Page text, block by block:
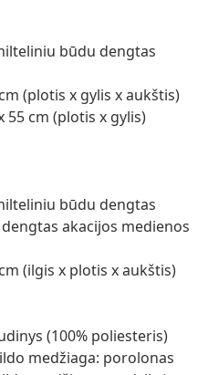
būdu dengtas
(plotis x gylis x aukštis)
55 cm (plotis x gylis)
būdu dengtas
akacijos medienos
(ilgis x plotis x aukštis)
(100% poliesteris)
medžiaga: porolonas